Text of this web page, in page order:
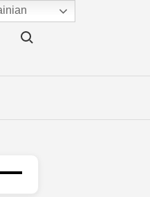
Search for: